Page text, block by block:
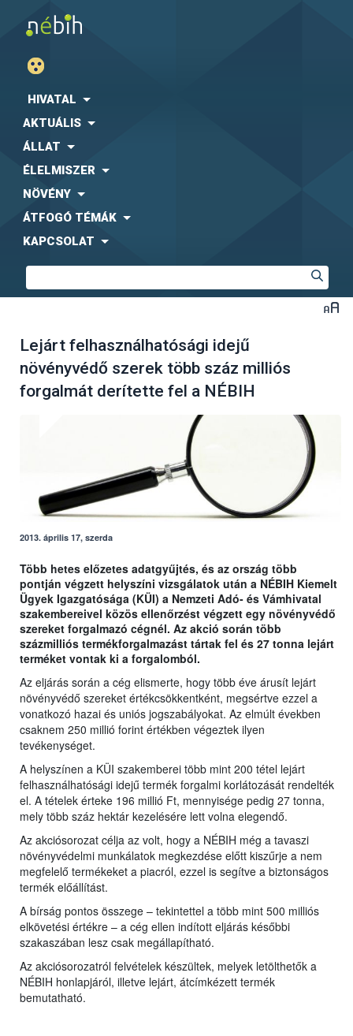
HIVATAL
AKTUÁLIS
ÁLLAT
ÉLELMISZER
NÖVÉNY
ÁTFOGÓ TÉMÁK
KAPCSOLAT
Lejárt felhasználhatósági idejű
növényvédő szerek több száz milliós
forgalmát derítette fel a NÉBIH
2013. április 17, szerda
Több hetes előzetes adatgyűjtés, és az ország több
pontján végzett helyszíni vizsgálatok után a NÉBIH Kiemelt
Ügyek Igazgatósága (KÜI) a Nemzeti Adó- és Vámhivatal
szakembereivel közös ellenőrzést végzett egy növényvédő
szereket forgalmazó cégnél. Az akció során több
százmilliós termékforgalmazást tártak fel és 27 tonna lejárt
terméket vontak ki a forgalomból.
Az eljárás során a cég elismerte, hogy több éve árusít lejárt
növényvédő szereket értékcsökkentként, megsértve ezzel a
vonatkozó hazai és uniós jogszabályokat. Az elmúlt években
csaknem 250 millió forint értékben végeztek ilyen
tevékenységet.
A helyszínen a KÜI szakemberei több mint 200 tétel lejárt
felhasználhatósági idejű termék forgalmi korlátozását rendelték
el. A tételek érteke 196 millió Ft, mennyisége pedig 27 tonna,
mely több száz hektár kezelésére lett volna elegendő.
Az akciósorozat célja az volt, hogy a NÉBIH még a tavaszi
növényvédelmi munkálatok megkezdése előtt kiszűrje a nem
megfelelő termékeket a piacról, ezzel is segítve a biztonságos
termék előállítást.
A bírság pontos összege – tekintettel a több mint 500 milliós
elkövetési értékre – a cég ellen indított eljárás későbbi
szakaszában lesz csak megállapítható.
Az akciósorozatról felvételek készültek, melyek letölthetők a
NÉBIH honlapjáról, illetve lejárt, átcímkézett termék
bemutatható.